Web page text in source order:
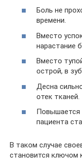
Боль не
времени.
Вместо
нарастание
Вместо
острой, в
Десна
отек тканей.
Повышается
пациента
В таком случае
становится ключом